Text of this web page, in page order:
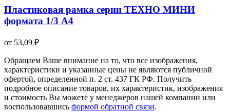
Пластиковая рамка серии ТЕХНО МИНИ
формата 1/3 А4
от 53,09 ₽
Обращаем Ваше внимание на то, что все изображения,
характеристики и указанные цены не являются публичной
офертой, определенной п. 2 ст. 437 ГК РФ. Получить
подробное описание товаров, их характеристик, изображения
и стоимость Вы можете у менеджеров нашей компании или
воспользовавшись формой обратной связи.